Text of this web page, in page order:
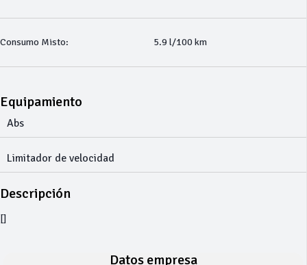
Consumo Misto: 5.9 l/100 km
Equipamiento
Abs
Limitador de velocidad
Descripción
[]
Datos empresa